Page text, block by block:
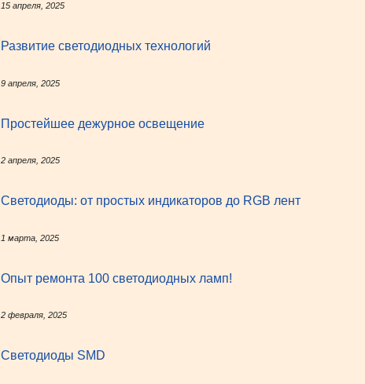
15 апреля, 2025
Развитие светодиодных технологий
9 апреля, 2025
Простейшее дежурное освещение
2 апреля, 2025
Светодиоды: от простых индикаторов до RGB лент
1 марта, 2025
Опыт ремонта 100 светодиодных ламп!
2 февраля, 2025
Светодиоды SMD